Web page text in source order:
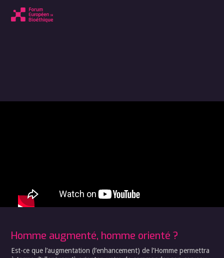
Homme augmenté, homme orienté ?
Est-ce que l’augmentation (l’enhancement) de l’Homme permettra